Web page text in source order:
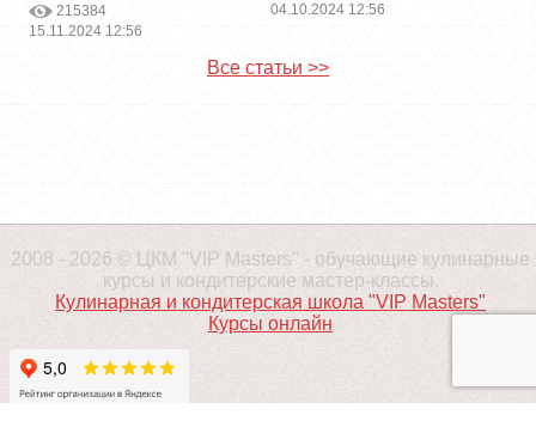
215384
15.11.2024 12:56
04.10.2024 12:56
Все статьи >>
2008 - 2026 © ЦКМ "VIP Masters" - обучающие кулинарные
курсы и кондитерские мастер-классы.
Кулинарная и кондитерская школа "VIP Masters"
Курсы онлайн